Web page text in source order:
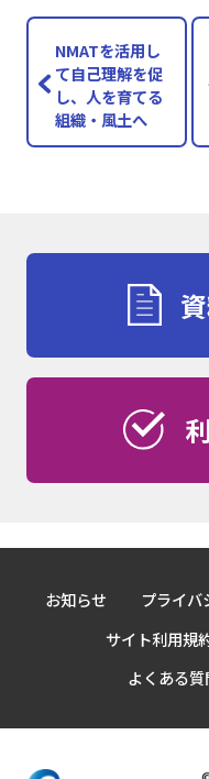
NMATを活用し
て自己理解を促
し、人を育てる
組織・風土へ
お知らせ プライバ
サイト利用規
よくある質